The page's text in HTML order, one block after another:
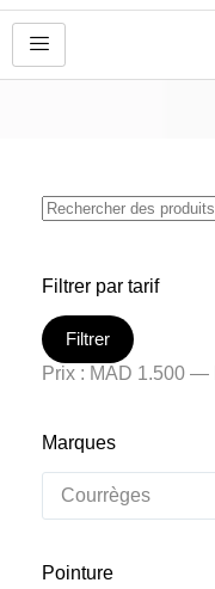
Filtrer par tarif
Filtrer
Prix : MAD 1.500 —
Marques
Courrèges
Pointure